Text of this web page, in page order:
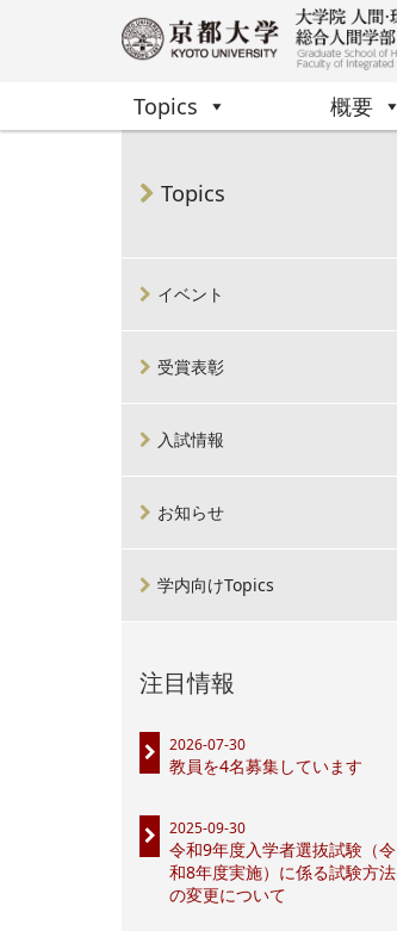
Topics 概要
Topics
イベント
受賞表彰
入試情報
お知らせ
学内向けTopics
注目情報
2026-07-30
教員を4名募集しています
2025-09-30
令和9年度入学者選抜試験（令
和8年度実施）に係る試験方法
の変更について